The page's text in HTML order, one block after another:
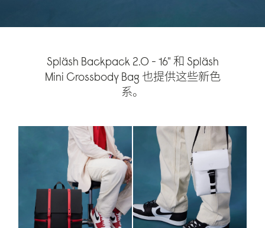
Spläsh Backpack 2.0 - 16" 和 Spläsh
Mini Crossbody Bag 也提供这些新色
系。